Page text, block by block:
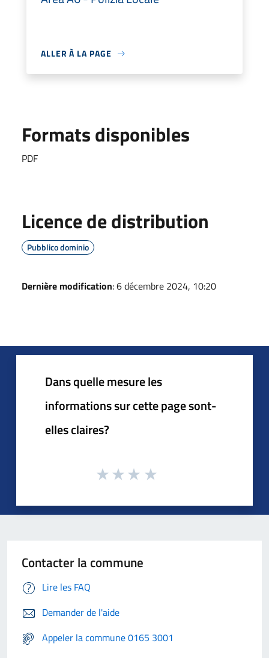
ALLER À LA PAGE
Formats disponibles
PDF
Licence de distribution
Pubblico dominio
Dernière modification: 6 décembre 2024, 10:20
Dans quelle mesure les
informations sur cette page sont-
elles claires?
Contacter la commune
Lire les FAQ
Demander de l'aide
Appeler la commune 0165 3001